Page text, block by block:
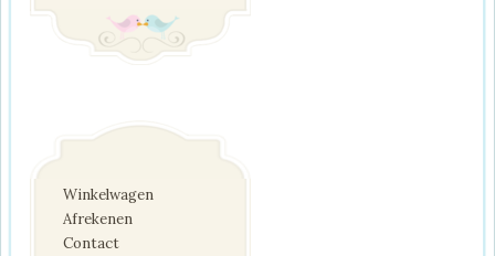
Winkelwagen
Afrekenen
Contact